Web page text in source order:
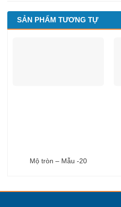
SẢN PHẨM TƯƠNG TỰ
Mộ tròn – Mẫu -20